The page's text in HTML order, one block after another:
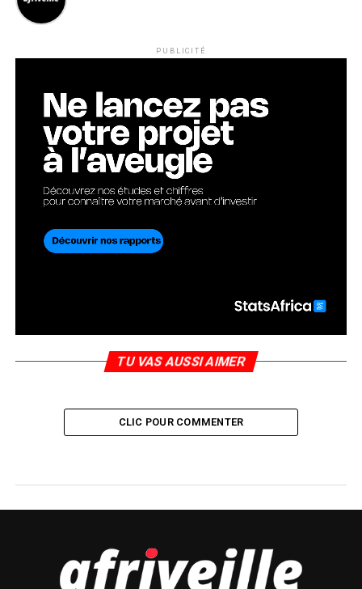
PUBLICITÉ
TU VAS AUSSI AIMER
CLIC POUR COMMENTER